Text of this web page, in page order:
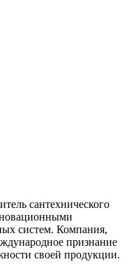
сантехнического
систем. Компания,
признание
своей продукции.